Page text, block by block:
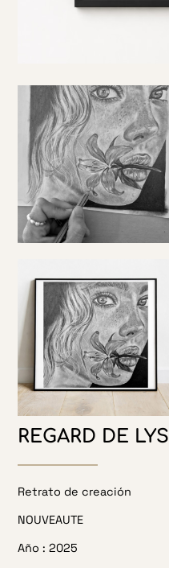
REGARD DE LYS
Retrato de creación
NOUVEAUTE
Año : 2025